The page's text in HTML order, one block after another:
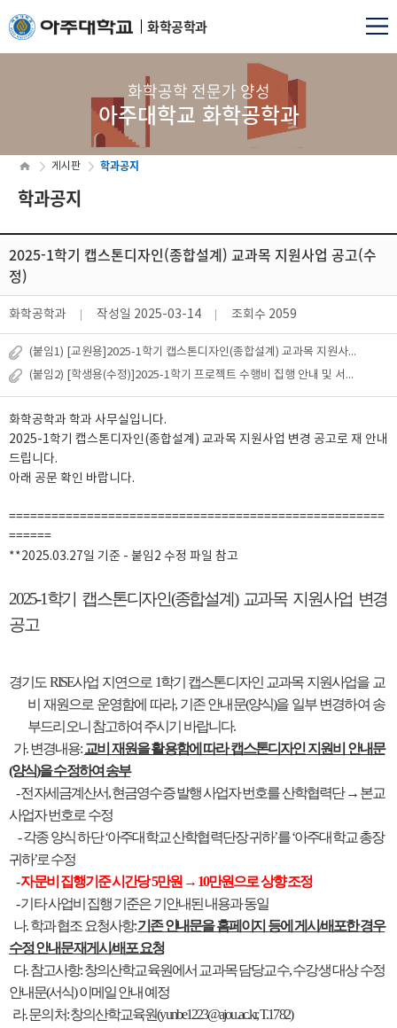
화학공학과
화학공학 전문가 양성
아주대학교 화학공학과
게시판 학과공지
학과공지
2025-1학기 캡스톤디자인(종합설계) 교과목 지원사업 공고(수
정)
화학공학과 작성일 2025-03-14 조회수 2059
(붙임1) [교원용]2025-1학기 캡스톤디자인(종합설계) 교과목 지원사업 공고(
(붙임2) [학생용(수정)]2025-1학기 프로젝트 수행비 집행 안내 및 서식(학생
화학공학과 학과 사무실입니다.
2025-1학기 캡스톤디자인(종합설계) 교과목 지원사업 변경 공고로 재 안내
드립니다.
아래 공문 확인 바랍니다.
=====================================================
======
**2025.03.27일 기준 - 붙임2 수정 파일 참고
2025-1학기 캡스톤디자인(종합설계) 교과목 지원사업 변경
공고
경기도 RISE사업 지연으로 1학기 캡스톤디자인 교과목 지원사업을 교
비 재원으로 운영함에 따라, 기존 안내문(양식)을 일부 변경하여 송
부드리오니 참고하여 주시기 바랍니다.
가. 변경내용: 교비 재원을 활용함에 따라 캡스톤디자인 지원비 안내문
(양식)을 수정하여 송부
- 전자세금계산서, 현금영수증 발행 사업자 번호를 산학협력단 → 본교
사업자 번호로 수정
- 각종 양식 하단 ‘아주대학교 산학협력단장 귀하’를 ‘아주대학교 총장
귀하’로 수정
-자문비 집행기준 시간당 5만원 → 10만원으로 상향 조정
- 기타 사업비 집행 기준은 기안내된 내용과 동일
나. 학과 협조 요청사항:기존 안내문을 홈페이지 등에 게시/배포한 경우
수정 안내문 재게시/배포 요청
다. 참고사항: 창의산학교육원에서 교과목 담당교수, 수강생 대상 수정
안내문(서식) 이메일 안내 예정
라. 문의처: 창의산학교육원(yunbe1223@ajou.ac.kr, T.1782)